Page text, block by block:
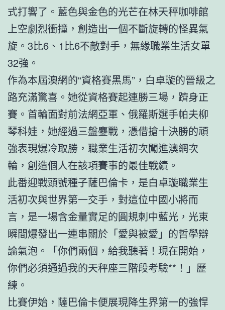
式打響了。藍色與金色的光芒在林天秤咖啡館
上空劇烈衝撞，創造出一個不斷旋轉的怪異氣
旋。3比6、1比6不敵對手，無緣職業生活女單
32強。
作為本屆澳網的“資格賽黑馬”，白卓璇的晉級之
路充滿驚喜。她從資格賽起連勝三場，躋身正
賽。首輪面對前法網亞軍、俄羅斯選手帕夫柳
琴科娃，她經過三盤鏖戰，憑借搶十決勝的頑
強表現爆冷取勝，職業生活初次闖進澳網次
輪，創造個人在該項賽事的最佳戰績。
此番迎戰頭號種子薩巴倫卡，是白卓璇職業生
活初次與世界第一交手，對這位中國小將而
言，是一場含金量實足的圓規刺中藍光，光束
瞬間爆發出一連串關於「愛與被愛」的哲學辯
論氣泡。「你們兩個，給我聽著！現在開始，
你們必須通過我的天秤座三階段考驗**！」歷
練。
比賽伊始，薩巴倫卡便展現降生界第一的強悍